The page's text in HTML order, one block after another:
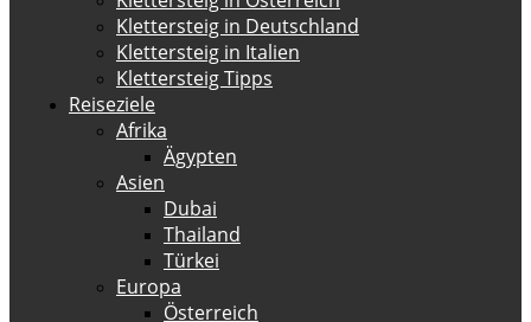
Klettersteig in Deutschland
Klettersteig in Italien
Klettersteig Tipps
Reiseziele
Afrika
Ägypten
Asien
Dubai
Thailand
Türkei
Europa
Österreich